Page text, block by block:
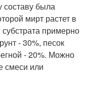
составу была
мирт растет в
примерно
- 30%, песок
- 20%. Можно
смеси или